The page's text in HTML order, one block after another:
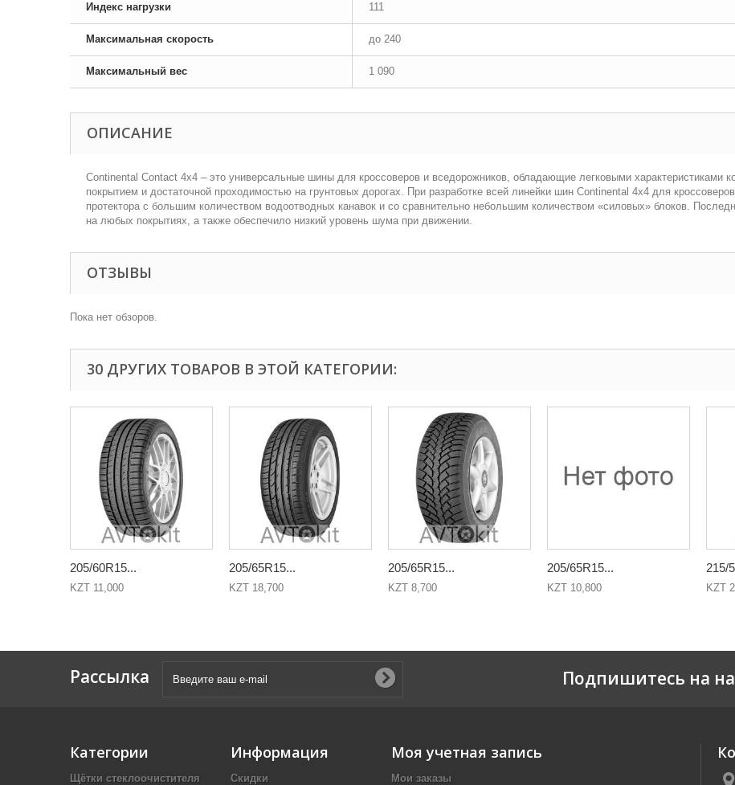
Индекс нагрузки 111
Максимальная скорость до 240
Максимальный вес 1 090
ОПИСАНИЕ
Continental Contact 4x4 – это универсальные шины для кроссоверов и вседорожников, обладающие легковыми характеристиками
покрытием и достаточной проходимостью на грунтовых дорогах. При разработке всей линейки шин Continental 4x4 для
протектора с большим количеством водоотводных канавок и со сравнительно небольшим количеством «силовых» блоков.
на любых покрытиях, а также обеспечило низкий уровень шума при движении.
ОТЗЫВЫ
Пока нет обзоров.
30 ДРУГИХ ТОВАРОВ В ЭТОЙ КАТЕГОРИИ:
205/60R15...
KZT 11,000
205/65R15...
KZT 18,700
205/65R15...
KZT 8,700
205/65R15...
KZT 10,800
215/
KZT
Рассылка Подпишитесь на
Категории
Щётки стеклоочистителя
Информация
Скидки
Моя учетная запись
Мои заказы